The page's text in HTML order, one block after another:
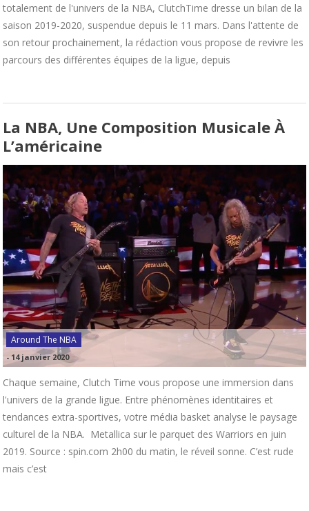
totalement de l'univers de la NBA, ClutchTime dresse un bilan de la
saison 2019-2020, suspendue depuis le 11 mars. Dans l'attente de
son retour prochainement, la rédaction vous propose de revivre les
parcours des différentes équipes de la ligue, depuis
La NBA, Une Composition Musicale À
L’américaine
Around The NBA
- 14 janvier 2020
Chaque semaine, Clutch Time vous propose une immersion dans
l'univers de la grande ligue. Entre phénomènes identitaires et
tendances extra-sportives, votre média basket analyse le paysage
culturel de la NBA. Metallica sur le parquet des Warriors en juin
2019. Source : spin.com 2h00 du matin, le réveil sonne. C’est rude
mais c’est